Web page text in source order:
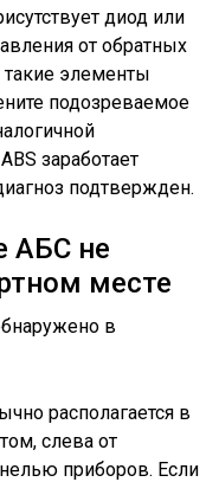
диод или
от обратных
такие элементы
подозреваемое
заработает
подтвержден.
АБС не
месте
располагается в
слева от
приборов. Если